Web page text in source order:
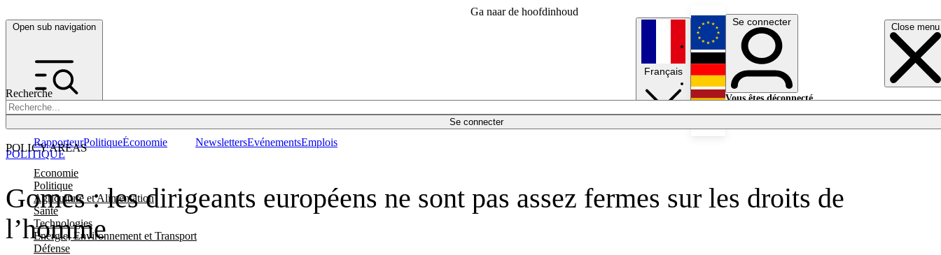
Ga naar de hoofdinhoud
Open sub navigation Close menu
Recherche
Se connecter
POLICY AREAS
Economie
Politique
Agriculture et Alimentation
Santé
Technologies
Energie, Environnement et Transport
Défense
RapporteurPolitiqueÉconomie NewslettersEvénementsEmplois
Français
English
Deutsch
Se connecter
Vous êtes déconnecté.
Gomes : les dirigeants européens ne sont pas assez fermes sur les droits de
l’homme
POLITIQUE